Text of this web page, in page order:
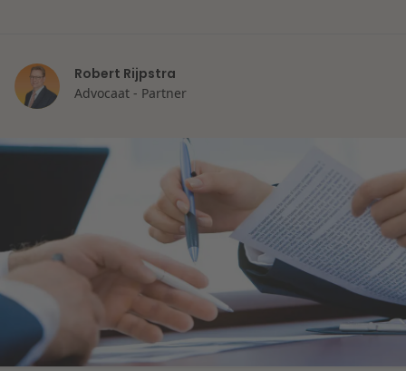
Vastgoed
Overheid & Omgeving
Aanbesteding & Mededinging
Aansprakelijkheid & Verzekering
Litigation
Lees meer
Dichtbij de wendbare onderneming
Lees meer
Robert Rijpstra
Advocaat - Partner